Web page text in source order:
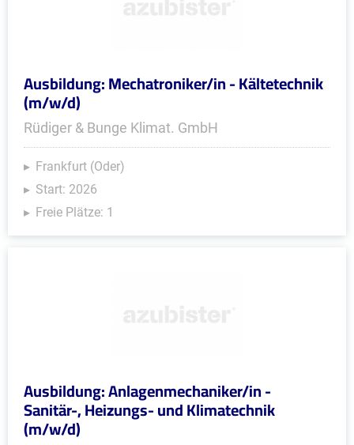
Ausbildung: Mechatroniker/in - Kältetechnik
(m/w/d)
Rüdiger & Bunge Klimat. GmbH
Frankfurt (Oder)
Start: 2026
Freie Plätze: 1
Ausbildung: Anlagenmechaniker/in -
Sanitär-, Heizungs- und Klimatechnik
(m/w/d)